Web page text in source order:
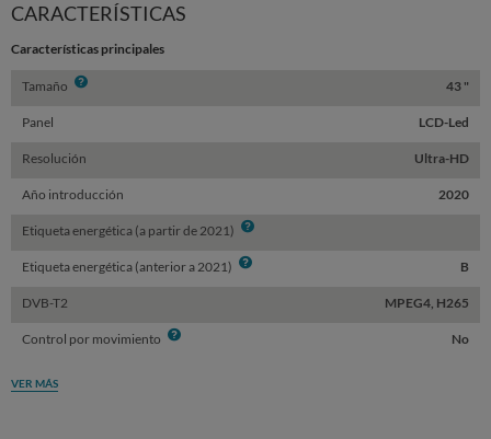
CARACTERÍSTICAS
Características principales
Tamaño Info 43 "
Panel LCD-Led
Resolución Ultra-HD
Año introducción 2020
Etiqueta energética (a partir de 2021) Info
Etiqueta energética (anterior a 2021) Info B
DVB-T2 MPEG4, H265
Control por movimiento Info No
VER MÁS